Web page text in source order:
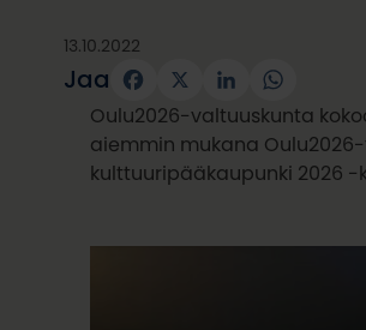
13.10.2022
Jaa Facebook
X LinkedIn
Oulu2026-valtuuskunta
aiemmin mukana
kulttuuripääkaupunki 2026